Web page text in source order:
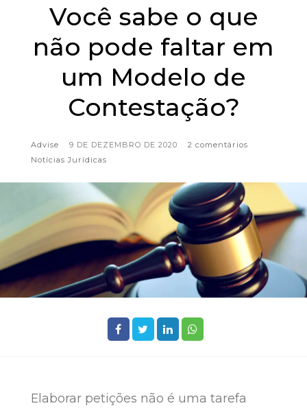
Você sabe o que
não pode faltar em
um Modelo de
Contestação?
Advise 9 DE DEZEMBRO DE 2020
2 comentários
Notícias Jurídicas
Elaborar petições não é uma tarefa